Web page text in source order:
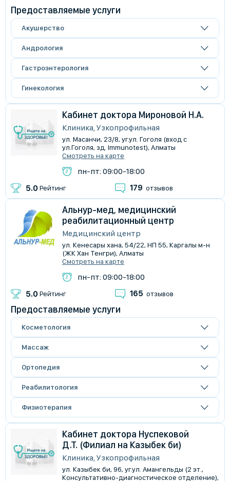
Предоставляемые услуги
Акушерство
Андрология
Гастроэнтерология
Гинекология
Кабинет доктора Мироновой Н.А.
Клиника, Узкопрофильная
ул. Масанчи, 23/8, ​уг.ул. Гоголя (вход с
ул.Гоголя, зд. Immunotest), Алматы
Смотреть на карте
пн-пт: 09:00-18:00
5.0 Рейтинг 179 отзывов
Альнур-мед, медицинский
реабилитационный центр
Медицинский центр
ул. Кенесары хана, 54/22, НП 55, Каргалы м-н
(ЖК ​Хан Тенгри), Алматы
Смотреть на карте
пн-пт: 09:00-18:00
5.0 Рейтинг 165 отзывов
Предоставляемые услуги
Косметология
Массаж
Ортопедия
Реабилитология
Физиотерапия
Кабинет доктора Нуспековой
Д.Т. (Филиал на Казыбек би)
Клиника, Узкопрофильная
ул. Казыбек би, 96, уг.ул. Амангельды (2 эт.,
Консультативно-диагностическое отделение),